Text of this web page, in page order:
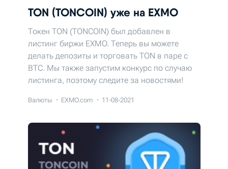
TON (TONCOIN) уже на EXMO
Токен TON (TONCOIN) был добавлен в
листинг биржи EXMO. Теперь вы можете
делать депозиты и торговать TON в паре с
BTC. Мы также запустим конкурс по случаю
листинга, поэтому следите за новостями!
Валюты EXMO.com 11-08-2021